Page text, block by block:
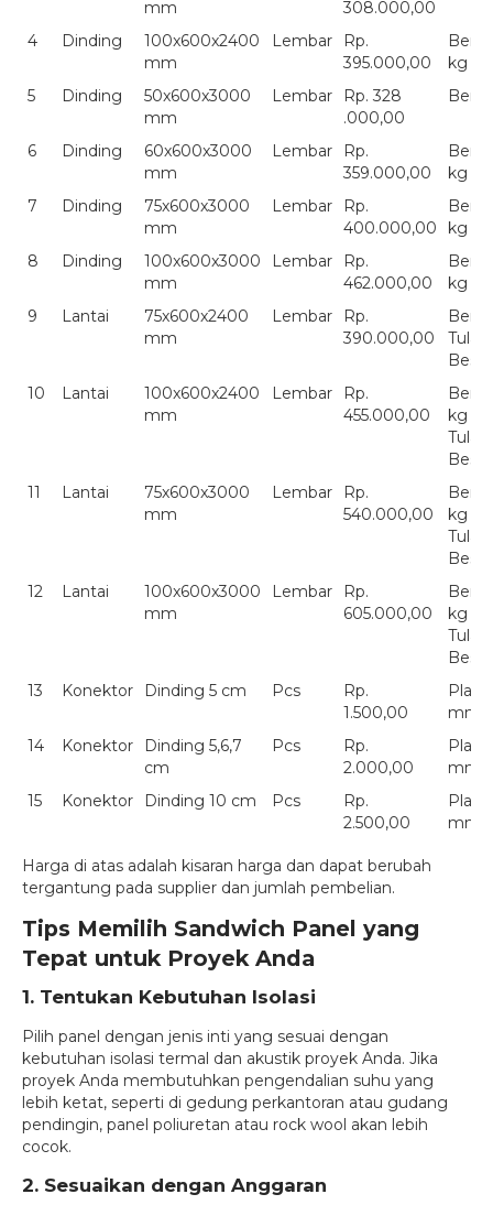
mm
308.000,00
4 Dinding
100x600x2400
mm
Lembar
Rp.
395.000,00
kg
5
Dinding
50x600x3000
mm
Lembar
Rp. 328
.000,00
6 Dinding
60x600x3000
mm
Lembar
Rp.
359.000,00
kg
7
Dinding
75x600x3000
mm
Lembar
Rp.
400.000,00
kg
8
Dinding
100x600x3000
mm
Lembar
Rp.
462.000,00
Berat
kg
9
Lantai
75x600x2400
mm
Lembar
Rp.
390.000,00
Besi
10
Lantai
100x600x2400
mm
Lembar
Rp.
455.000,00
kg
Besi
11
Lantai
75x600x3000
mm
Lembar
Rp.
540.000,00
kg
Besi
12
Lantai
100x600x3000
mm
Lembar
Rp.
605.000,00
Berat
kg
Besi
13
Konektor Dinding 5 cm Pcs
Rp.
1.500,00
mm
14
Konektor
Dinding 5,6,7
cm
Pcs
Rp.
2.000,00
mm
15
Konektor Dinding 10 cm Pcs
Rp.
2.500,00
mm
Harga di atas adalah kisaran harga dan dapat berubah
tergantung pada supplier dan jumlah pembelian.
Tips Memilih Sandwich Panel yang
Tepat untuk Proyek Anda
1. Tentukan Kebutuhan Isolasi
Pilih panel dengan jenis inti yang sesuai dengan
kebutuhan isolasi termal dan akustik proyek Anda. Jika
proyek Anda membutuhkan pengendalian suhu yang
lebih ketat, seperti di gedung perkantoran atau gudang
pendingin, panel poliuretan atau rock wool akan lebih
cocok.
2. Sesuaikan dengan Anggaran